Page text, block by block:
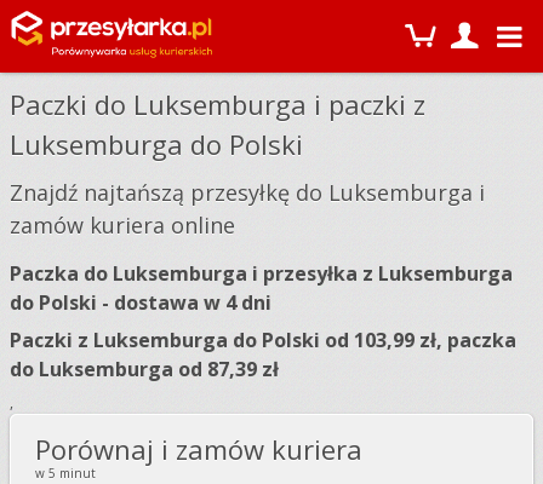
Paczki do Luksemburga i paczki z
Luksemburga do Polski
Znajdź najtańszą przesyłkę do Luksemburga i
zamów kuriera online
Paczka do Luksemburga i przesyłka z Luksemburga
do Polski - dostawa w 4 dni
Paczki z Luksemburga do Polski od 103,99 zł, paczka
do Luksemburga od 87,39 zł
,
Porównaj i zamów kuriera
w 5 minut